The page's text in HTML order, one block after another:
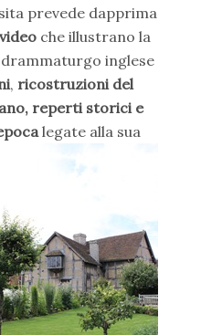
prevede dapprima
videoche illustrano la
inglese
, ricostruzioni del
reperti storici e
legate alla sua